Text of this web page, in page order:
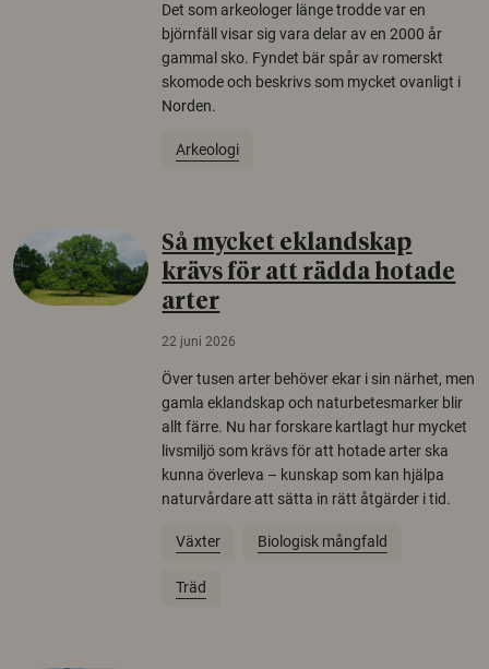
Det som arkeologer länge trodde var en
björnfäll visar sig vara delar av en 2000 år
gammal sko. Fyndet bär spår av romerskt
skomode och beskrivs som mycket ovanligt i
Norden.
Arkeologi
Så mycket eklandskap
krävs för att rädda hotade
arter
22 juni 2026
Över tusen arter behöver ekar i sin närhet, men
gamla eklandskap och naturbetesmarker blir
allt färre. Nu har forskare kartlagt hur mycket
livsmiljö som krävs för att hotade arter ska
kunna överleva – kunskap som kan hjälpa
naturvårdare att sätta in rätt åtgärder i tid.
Växter Biologisk mångfald
Träd